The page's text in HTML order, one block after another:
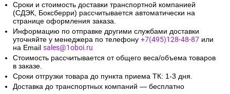
Сроки и стоимость доставки транспортной компанией
(СДЭК, Боксберри) рассчитывается автоматически на
странице оформления заказа.
Информацию по отправке другими службами доставки
уточняйте у менеджера по телефону +7(495)128-48-87 или
на Email sales@1oboi.ru
Стоимость рассчитывается от общего веса/объема товаров
в заказе.
Сроки отгрузки товара до пункта приема ТК: 1-3 дня.
Доставка до транспортных компаний — бесплатно